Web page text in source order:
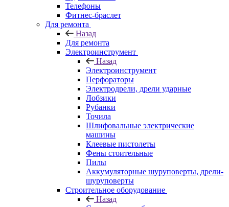
Телефоны
Фитнес-браслет
Для ремонта
Назад
Для ремонта
Электроинструмент
Назад
Электроинструмент
Перфораторы
Электродрели, дрели ударные
Лобзики
Рубанки
Точила
Шлифовальные электрические
машины
Клеевые пистолеты
Фены стоительные
Пилы
Аккумуляторные шуруповерты, дрели-
шуруповерты
Строительное оборудование
Назад